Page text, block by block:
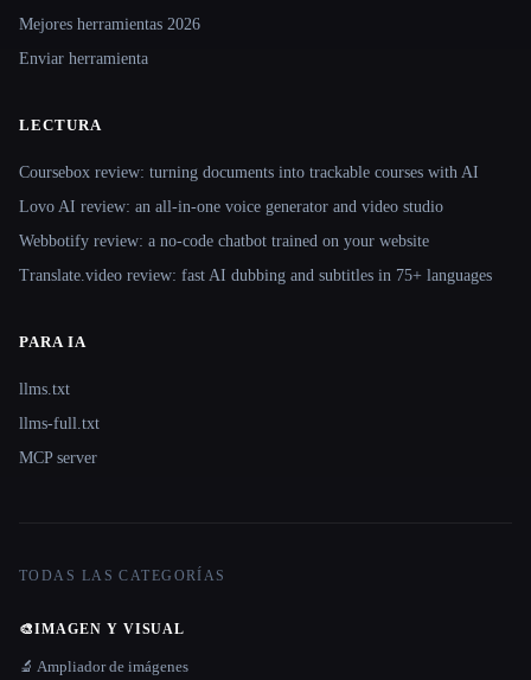
Mejores herramientas 2026
Enviar herramienta
LECTURA
Coursebox review: turning documents into trackable courses with AI
Lovo AI review: an all-in-one voice generator and video studio
Webbotify review: a no-code chatbot trained on your website
Translate.video review: fast AI dubbing and subtitles in 75+ languages
PARA IA
llms.txt
llms-full.txt
MCP server
TODAS LAS CATEGORÍAS
🎨IMAGEN Y VISUAL
🔬 Ampliador de imágenes